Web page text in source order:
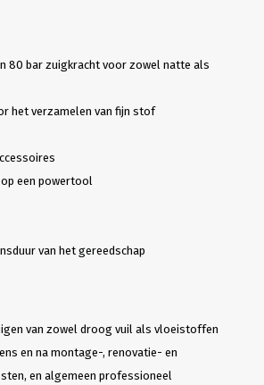
80 bar zuigkracht voor zowel natte als
het verzamelen van fijn stof
een powertool
van het gereedschap
van zowel droog vuil als vloeistoffen
en na montage-, renovatie- en
en algemeen professioneel